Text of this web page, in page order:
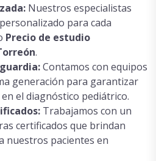
Nuestros especialistas
para cada
Precio de estudio
.
Contamos con equipos
generación para garantizar
el diagnóstico pediátrico.
Trabajamos con un
certificados que brindan
nuestros pacientes en